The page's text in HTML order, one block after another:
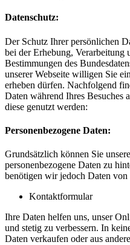
Datenschutz:
Der Schutz Ihrer persönlichen
bei der Erhebung, Verarbeitung
Bestimmungen des
unserer Webseite willigen Sie
erheben dürfen. Nachfolgend
Daten während Ihres Besuches
diese genutzt werden:
Personenbezogene Daten:
Grundsätzlich können Sie
personenbezogene Daten zu
benötigen wir jedoch Daten
Kontaktformular
Ihre Daten helfen uns, unser
und stetig zu verbessern. In
Daten verkaufen oder aus